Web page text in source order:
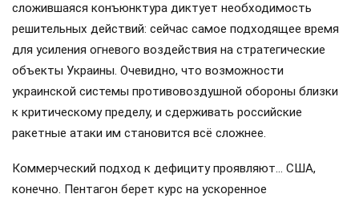
сложившаяся конъюнктура диктует необходимость
решительных действий: сейчас самое подходящее время
для усиления огневого воздействия на стратегические
объекты Украины. Очевидно, что возможности
украинской системы противовоздушной обороны близки
к критическому пределу, и сдерживать российские
ракетные атаки им становится всё сложнее.
Коммерческий подход к дефициту проявляют… США,
конечно. Пентагон берет курс на ускоренное